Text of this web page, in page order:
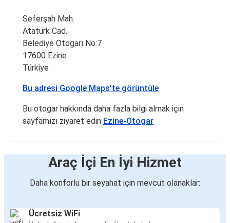
Seferşah Mah.
Atatürk Cad.
Belediye Otogarı No:7
17600 Ezine
Türkiye
Bu adresi Google Maps’te görüntüle
Bu otogar hakkında daha fazla bilgi almak için
sayfamızı ziyaret edin Ezine-Otogar
Araç İçi En İyi Hizmet
Daha konforlu bir seyahat için mevcut olanaklar:
Ücretsiz WiFi